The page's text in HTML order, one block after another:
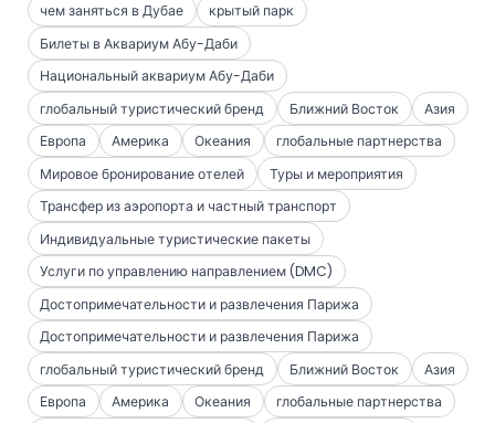
чем заняться в Дубае
крытый парк
Билеты в Аквариум Абу-Даби
Национальный аквариум Абу-Даби
глобальный туристический бренд
Ближний Восток
Азия
Европа
Америка Океания
глобальные партнерства
Мировое бронирование отелей
Туры и мероприятия
Трансфер из аэропорта и частный транспорт
Индивидуальные туристические пакеты
Услуги по управлению направлением (DMC)
Достопримечательности и развлечения Парижа
Достопримечательности и развлечения Парижа
глобальный туристический бренд
Ближний Восток
Азия
Европа
Америка Океания
глобальные партнерства